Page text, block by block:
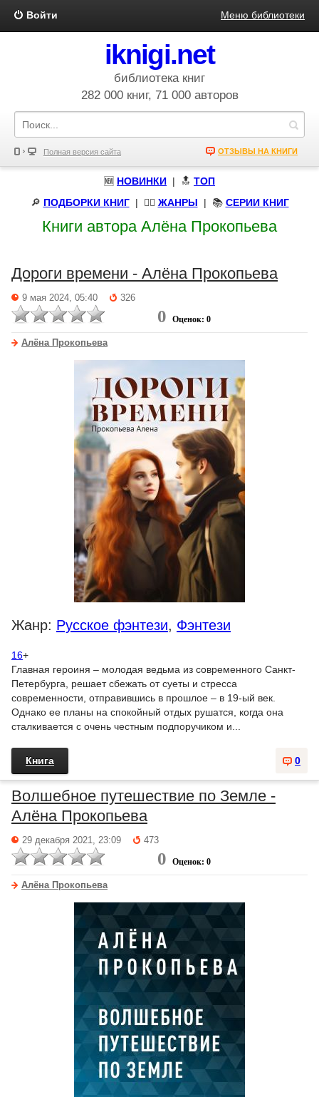
Войти Меню библиотеки
iknigi.net
библиотека книг
282 000 книг, 71 000 авторов
Полная версия сайта ОТЗЫВЫ НА КНИГИ
🆕 НОВИНКИ | 🔝 ТОП
🔎 ПОДБОРКИ КНИГ| 🧝‍♀️ ЖАНРЫ | 📚 СЕРИИ КНИГ
Книги автора Алёна Прокопьева
Дороги времени - Алёна Прокопьева
9 мая 2024, 05:40 326
0 Оценок: 0
Алёна Прокопьева
Жанр: Русское фэнтези, Фэнтези
16+
Главная героиня – молодая ведьма из современного Санкт-
Петербурга, решает сбежать от суеты и стресса
современности, отправившись в прошлое – в 19-ый век.
Однако ее планы на спокойный отдых рушатся, когда она
сталкивается с очень честным подпоручиком и...
0
Книга
Волшебное путешествие по Земле -
Алёна Прокопьева
29 декабря 2021, 23:09 473
0 Оценок: 0
Алёна Прокопьева